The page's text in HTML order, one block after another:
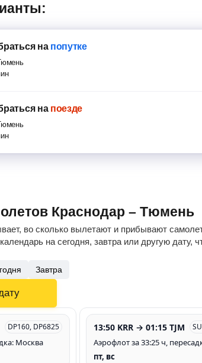
на попутке
на поезде
Краснодар – Тюмень
во сколько вылетают и прибывают
на сегодня, завтра или другую
Завтра
DP160, DP6825
Москва
13:50 KRR → 01:15 TJM
Аэрофлот за 33:25 ч,
пт, вс